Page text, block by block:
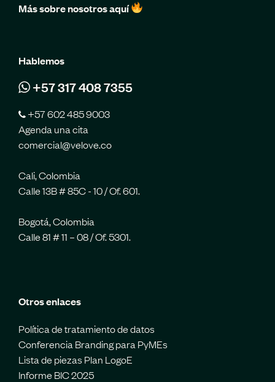
Más sobre nosotros aquí
Hablemos
+57 317 408 7355
+57 602 485 9003
Agenda una cita
comercial@velove.co
Cali, Colombia
Calle 13B # 85C - 10 / Of. 601.
Bogotá, Colombia
Calle 81 # 11 – 08 / Of. 5301.
Otros enlaces
Política de tratamiento de datos
Conferencia Branding para PyMEs
Lista de piezas Plan LogoE
Informe BIC 2025